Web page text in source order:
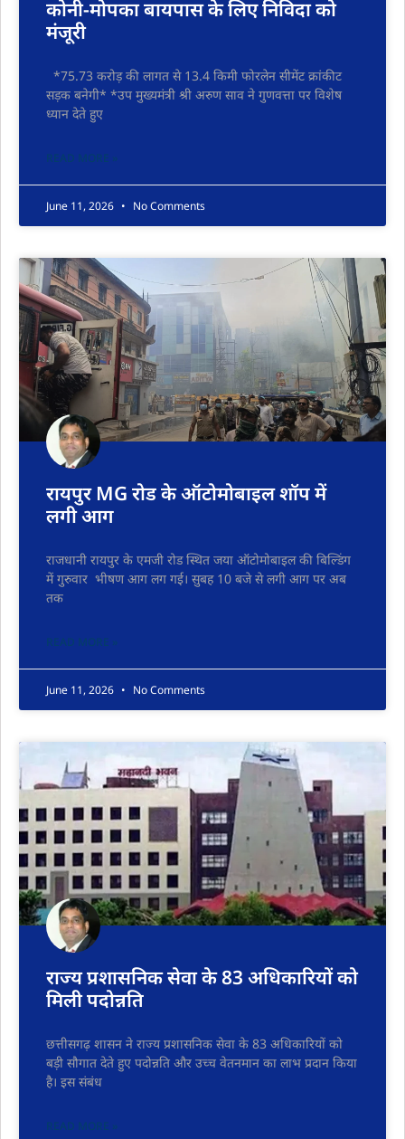
कोनी-मोपका बायपास के लिए निविदा को
मंजूरी
*75.73 करोड़ की लागत से 13.4 किमी फोरलेन सीमेंट क्रांकीट
सड़क बनेगी* *उप मुख्यमंत्री श्री अरुण साव ने गुणवत्ता पर विशेष
ध्यान देते हुए
READ MORE »
June 11, 2026 No Comments
रायपुर MG रोड के ऑटोमोबाइल शॉप में
लगी आग
राजधानी रायपुर के एमजी रोड स्थित जया ऑटोमोबाइल की बिल्डिंग
में गुरुवार भीषण आग लग गई। सुबह 10 बजे से लगी आग पर अब
तक
READ MORE »
June 11, 2026 No Comments
राज्य प्रशासनिक सेवा के 83 अधिकारियों को
मिली पदोन्नति
छत्तीसगढ़ शासन ने राज्य प्रशासनिक सेवा के 83 अधिकारियों को
बड़ी सौगात देते हुए पदोन्नति और उच्च वेतनमान का लाभ प्रदान किया
है। इस संबंध
READ MORE »